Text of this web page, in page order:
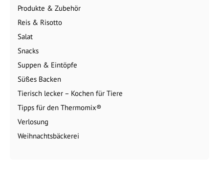
Produkte & Zubehör
Reis & Risotto
Salat
Snacks
Suppen & Eintöpfe
Süßes Backen
Tierisch lecker – Kochen für Tiere
Tipps für den Thermomix®
Verlosung
Weihnachtsbäckerei